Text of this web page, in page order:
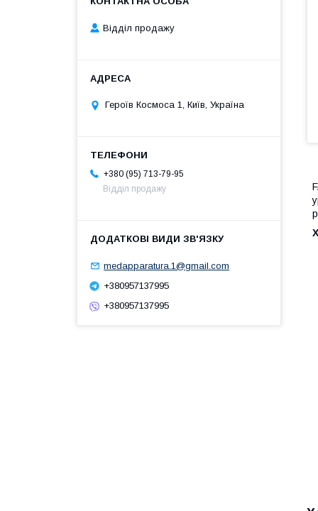
Відділ продажу
Героїв Космоса 1, Київ, Україна
+380 (95) 713-79-95
Відділ продажу
medapparatura.1@gmail.com
+380957137995
+380957137995